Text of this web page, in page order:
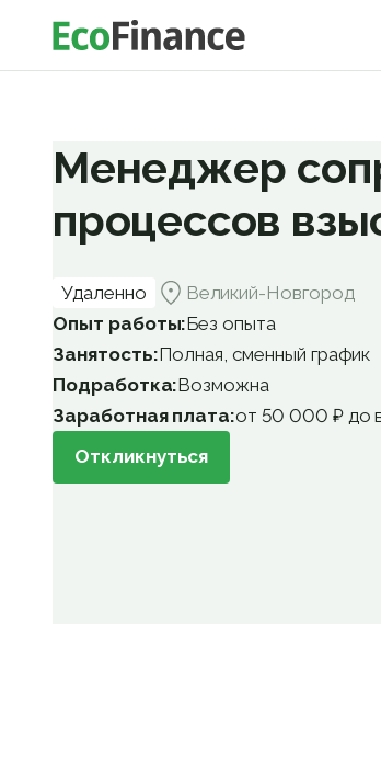
Менеджер
процессов
Удаленно
Великий-Новгород
Опыт работы:Без опыта
Занятость:Полная, сменный график
Подработка:Возможна
Заработная плата:от 50 000 ₽ до
Откликнуться